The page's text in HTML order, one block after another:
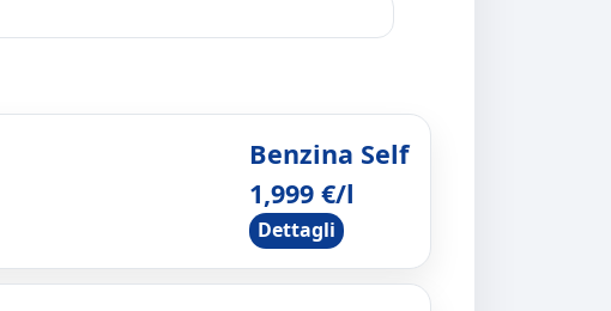
Benzina Self
1,999 €/l
Dettagli